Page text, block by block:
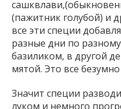
(пажитник голубой) и
все эти специи
разные дни по
базиликом, в другой
мятой. Это все
Значит специи
луком и немного